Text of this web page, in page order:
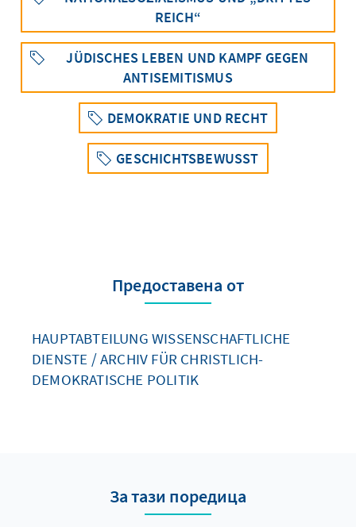
REICH“
JÜDISCHES LEBEN UND KAMPF GEGEN
ANTISEMITISMUS
DEMOKRATIE UND RECHT
GESCHICHTSBEWUSST
Предоставена от
HAUPTABTEILUNG WISSENSCHAFTLICHE
DIENSTE / ARCHIV FÜR CHRISTLICH-
DEMOKRATISCHE POLITIK
За тази поредица